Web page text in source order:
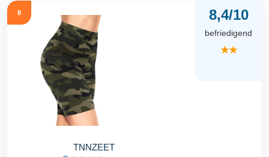
8
TNNZEET
8,4/10
befriedigend
★★